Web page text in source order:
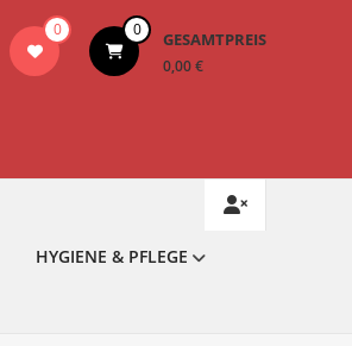
0 0 GESAMTPREIS
0,00 €
HYGIENE & PFLEGE